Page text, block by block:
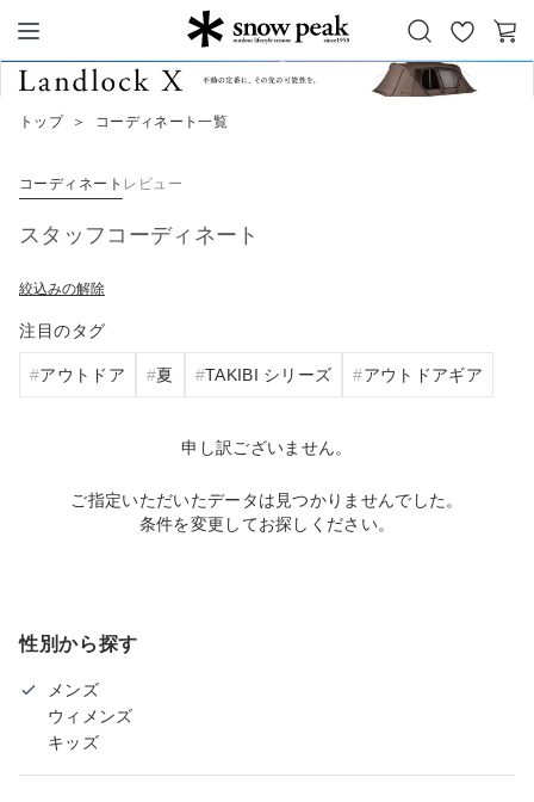
Snow Peak
お
気
カ
トップ ＞ コーディネート一覧
コーディネート レビュー
スタッフコーディネート
絞込みの解除
注目のタグ
アウトドア 夏 TAKIBI シリーズ アウトドアギア
申し訳ございません。
ご指定いただいたデータは見つかりませんでした。
条件を変更してお探しください。
性別から探す
メンズ
ウィメンズ
キッズ